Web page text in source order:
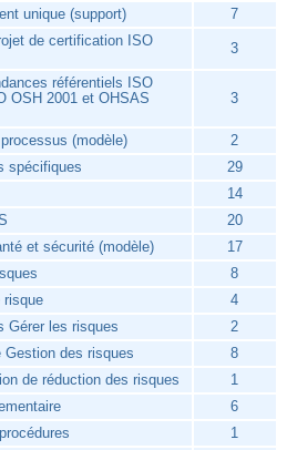
unique (support) 7
de certification ISO
3
référentiels ISO
OSH 2001 et OHSAS
3
(modèle)
2
spécifiques
29
14
20
et sécurité (modèle)
17
8
risque
4
Gérer les risques
2
Gestion des risques
8
de réduction des risques
1
6
1